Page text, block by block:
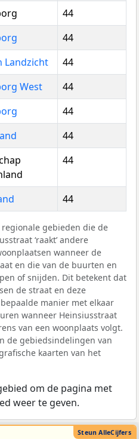
44
44
Landzicht
44
West
44
44
44
44
44
gebieden die de
‘raakt’ andere
wanneer de
en die van de buurten en
of snijden. Dit betekent dat
de straat en deze
manier met elkaar
wanneer Heinsiusstraat
van een woonplaats volgt.
de gebiedsindelingen van
kaarten van het
om de pagina met
weer te geven.